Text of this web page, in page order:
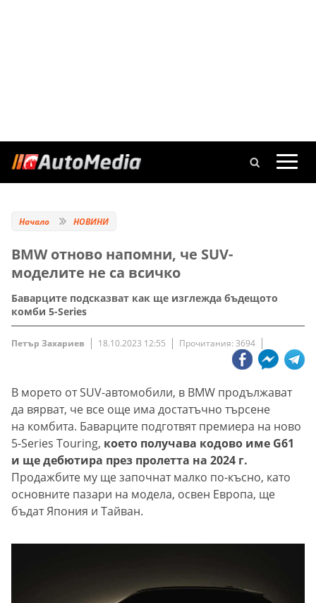
Начало НОВИНИ
BMW отново напомни, че SUV-
моделите не са всичко
Баварците подсказват как ще изглежда бъдещото
комби 5-Series
Петър Захариев 18.10.2023 12:55 Прочитания: 3694
В морето от SUV-автомобили, в BMW продължават
да вярват, че все още има достатъчно търсене
на комбита. Баварците подготвят премиера на ново
5-Series Touring, което получава кодово име G61
и ще дебютира през пролетта на 2024 г.
Продажбите му ще започнат малко по-късно, като
основните пазари на модела, освен Европа, ще
бъдат Япония и Тайван.